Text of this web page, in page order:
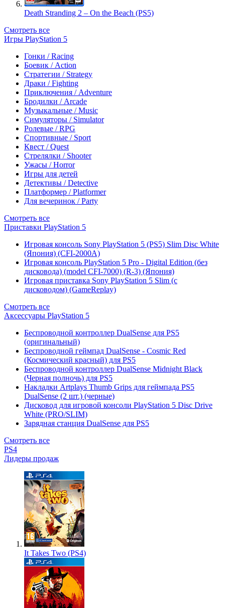
Death Stranding 2 – On the Beach (PS5)
Смотреть все
Игры PlayStation 5
Гонки / Racing
Боевик / Action
Стратегии / Strategy
Драки / Fighting
Приключения / Adventure
Бродилки / Arcade
Музыкальные / Music
Симуляторы / Simulator
Ролевые / RPG
Спортивные / Sport
Квест / Quest
Стрелялки / Shooter
Ужасы / Horror
Игры для детей
Детективы / Detective
Платформер / Platformer
Для вечеринок / Party
Смотреть все
Приставки PlayStation 5
Игровая консоль Sony PlayStation 5 (PS5) Slim Disc White
(Япония) (CFI-2000A)
Игровая консоль PlayStation 5 Pro - Digital Edition (без
дисковода) (model CFI-7000) (R-3) (Япония)
Игровая приставка Sony PlayStation 5 Slim (с
дисководом) (GameReplay)
Смотреть все
Аксессуары PlayStation 5
Беспроводной контроллер DualSense для PS5
(оригинальный)
Беспроводной геймпад DualSense - Cosmic Red
(Космический красный) для PS5
Беспроводной контроллер DualSense Midnight Black
(Черная полночь) для PS5
Накладки Artplays Thumb Grips для геймпада PS5
DualSense (2 шт.) (черные)
Дисковод для игровой консоли PlayStation 5 Disc Drive
White (PRO/SLIM)
Зарядная станция DualSense для PS5
Смотреть все
PS4
Лидеры продаж
It Takes Two (PS4)